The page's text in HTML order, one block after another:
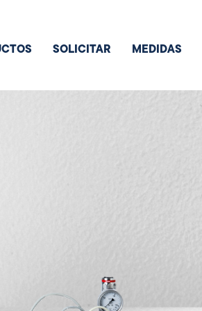
SOLICITAR MEDIDAS